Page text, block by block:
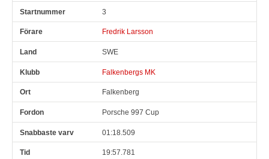
3
Fredrik Larsson
SWE
Falkenbergs MK
Falkenberg
Porsche 997 Cup
01:18.509
19:57.781